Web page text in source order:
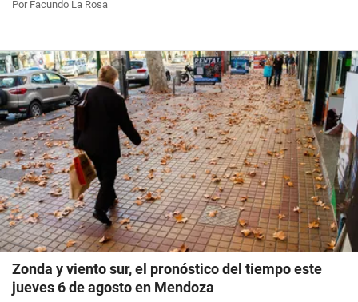
Por Facundo La Rosa
Zonda y viento sur, el pronóstico del tiempo este
jueves 6 de agosto en Mendoza